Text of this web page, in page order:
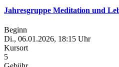
Jahresgruppe Meditation und
Beginn
Di., 06.01.2026, 18:15 Uhr
Kursort
5